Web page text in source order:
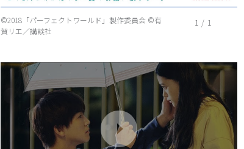
Item
1
1
©2018「パーフェクトワールド」製作委員会 ©有
賀リエ／講談社
1 / 1